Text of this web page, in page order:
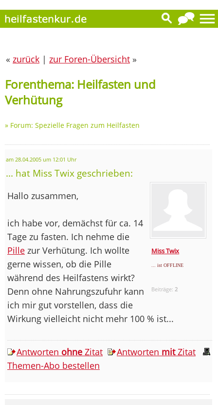
« zurück | zur Foren-Übersicht »
Forenthema: Heilfasten und
Verhütung
» Forum: Spezielle Fragen zum Heilfasten
am 28.04.2005 um 12:01 Uhr
... hat Miss Twix geschrieben:
Miss Twix
... ist OFFLINE
Beiträge: 2
Hallo zusammen,
ich habe vor, demächst für ca. 14
Tage zu fasten. Ich nehme die
Pille zur Verhütung. Ich wollte
gerne wissen, ob die Pille
während des Heilfastens wirkt?
Denn ohne Nahrungszufuhr kann
ich mir gut vorstellen, dass die
Wirkung vielleicht nicht mehr 100 % ist...
Antworten ohne Zitat Antworten mitZitat
Themen-Abo bestellen